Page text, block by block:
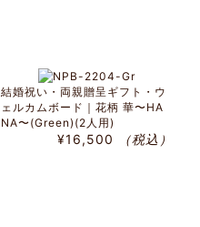
結婚祝い・両親贈呈ギフト・ウ
ェルカムボード｜花柄 華〜HA
NA〜(Green)(2人用)
¥16,500 （税込）